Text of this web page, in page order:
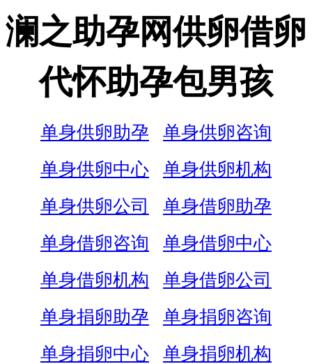
澜之助孕网供卵借卵
代怀助孕包男孩
单身供卵助孕
单身供卵咨询
单身供卵中心
单身供卵机构
单身供卵公司
单身借卵助孕
单身借卵咨询
单身借卵中心
单身借卵机构
单身借卵公司
单身捐卵助孕
单身捐卵咨询
单身捐卵中心
单身捐卵机构